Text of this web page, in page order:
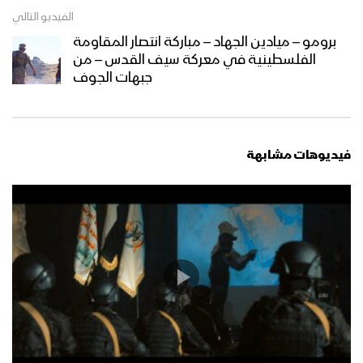
تجديد العهد لرسول الله – القول السديد
1447هـ
أعزة على الكافرين – القول السديد 1446هـ
أعداؤنا متوحشون مجرمون – القول
السديد 1446هـ
الفيديو التالي
برومو – ميادين الجهاد – مباركة انتصار المقاومة
الفلسطينية في معركة سيف القدس – من
جبهات الجوف
فيديوهات مشابهة